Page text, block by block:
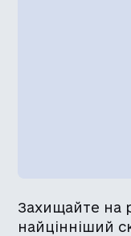
Захищайте на
найцінніший